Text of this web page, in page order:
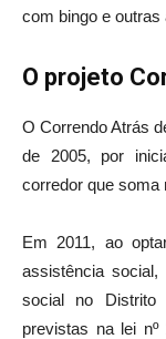
com bingo e outras
O projeto
O Correndo Atrás
de 2005, por
corredor que soma
Em 2011, ao
assistência
social no Distrito
previstas na lei